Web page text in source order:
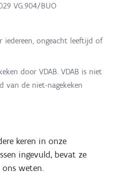
VG.904/BUO
iedereen, ongeacht leeftijd of
door VDAB. VDAB is niet
van de niet-nagekeken
keren in onze
ingevuld, bevat ze
weten.